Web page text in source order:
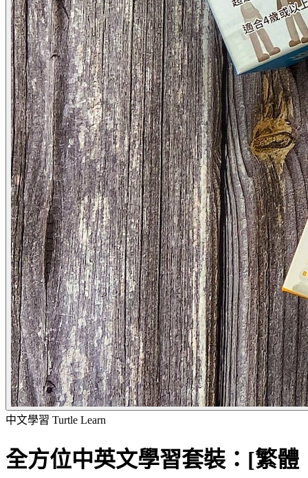
中文學習 Turtle Learn
全方位中英文學習套裝：[繁體